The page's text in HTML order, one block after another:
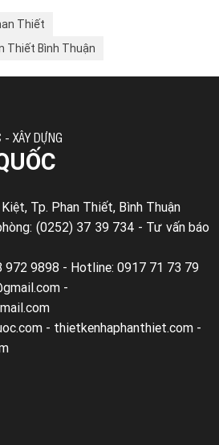
Thiết
Thiết Bình Thuận
XÂY DỰNG
Tp. Phan Thiết, Bình Thuận
(0252) 37 39 734 - Tư vấn báo
972 9898 - Hotline: 0917 71 73 79
-
- thietkenhaphanthiet.com -